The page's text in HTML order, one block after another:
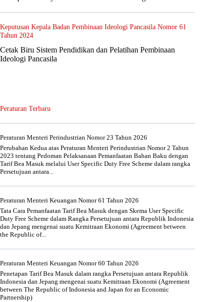
Keputusan Kepala Badan Pembinaan Ideologi Pancasila Nomor 61
Tahun 2024
Cetak Biru Sistem Pendidikan dan Pelatihan Pembinaan
Ideologi Pancasila
Peraturan Terbaru
Peraturan Menteri Perindustrian Nomor 23 Tahun 2026
Perubahan Kedua atas Peraturan Menteri Perindustrian Nomor 2 Tahun
2023 tentang Pedoman Pelaksanaan Pemanfaatan Bahan Baku dengan
Tarif Bea Masuk melalui User Specific Duty Free Scheme dalam rangka
Persetujuan antara...
Peraturan Menteri Keuangan Nomor 61 Tahun 2026
Tata Cara Pemanfaatan Tarif Bea Masuk dengan Skema User Specific
Duty Free Scheme dalam Rangka Persetujuan antara Republik Indonesia
dan Jepang mengenai suatu Kemitraan Ekonomi (Agreement between
the Republic of...
Peraturan Menteri Keuangan Nomor 60 Tahun 2026
Penetapan Tarif Bea Masuk dalam rangka Persetujuan antara Republik
Indonesia dan Jepang mengenai suatu Kemitraan Ekonomi (Agreement
between The Republic of Indonesia and Japan for an Economic
Partnership)